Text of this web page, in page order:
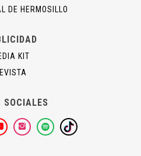
DE HERMOSILLO
KIT
SOCIALES